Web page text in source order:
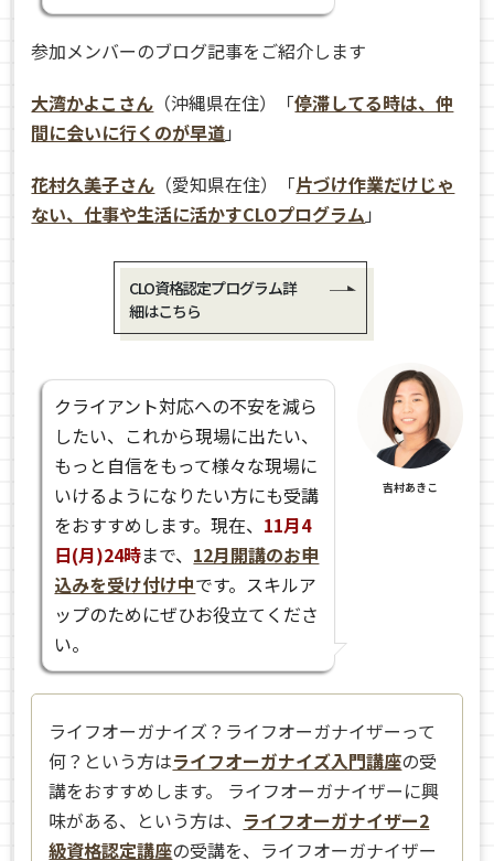
参加メンバーのブログ記事をご紹介します
大湾かよこさん （沖縄県在住）「停滞してる時は、仲
間に会いに行くのが早道」
花村久美子さん （愛知県在住）「片づけ作業だけじゃ
ない、仕事や生活に活かすCLOプログラム 」
CLO資格認定プログラム詳
細はこちら
クライアント対応への不安を減ら
したい、これから現場に出たい、
もっと自信をもって様々な現場に
いけるようになりたい方にも受講
をおすすめします。現在、 11月4
日(月)24時まで、 12月開講のお申
込みを受け付け中です。スキルア
ップのためにぜひお役立てくださ
い。
吉村あきこ
ライフオーガナイズ？ライフオーガナイザーって
何？という方はライフオーガナイズ入門講座の受
講をおすすめします。 ライフオーガナイザーに興
味がある、という方は、 ライフオーガナイザー2
級資格認定講座の受講を、ライフオーガナイザー